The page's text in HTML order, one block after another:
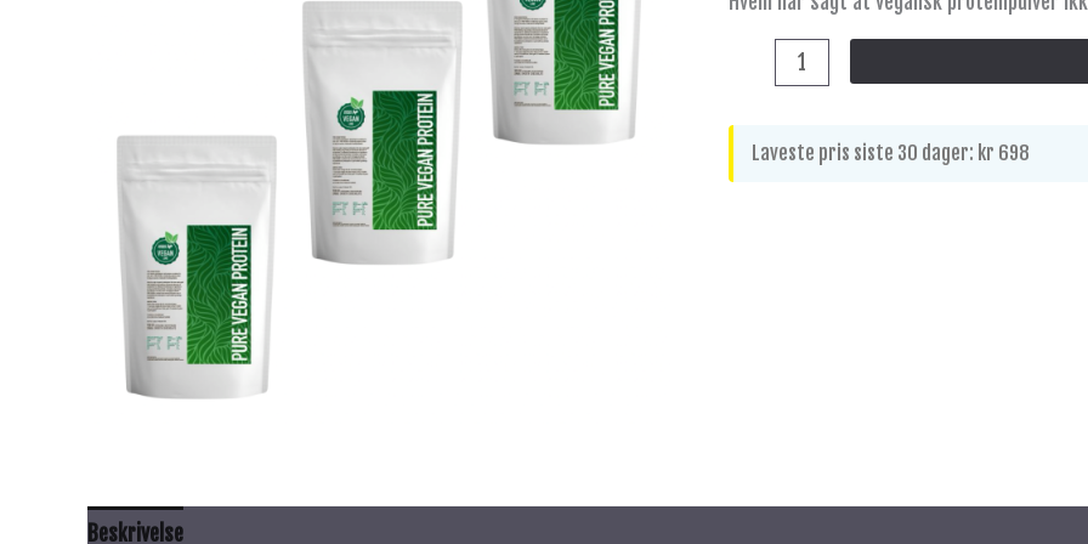
Laveste pris siste 30 dager: kr 698
Beskrivelse